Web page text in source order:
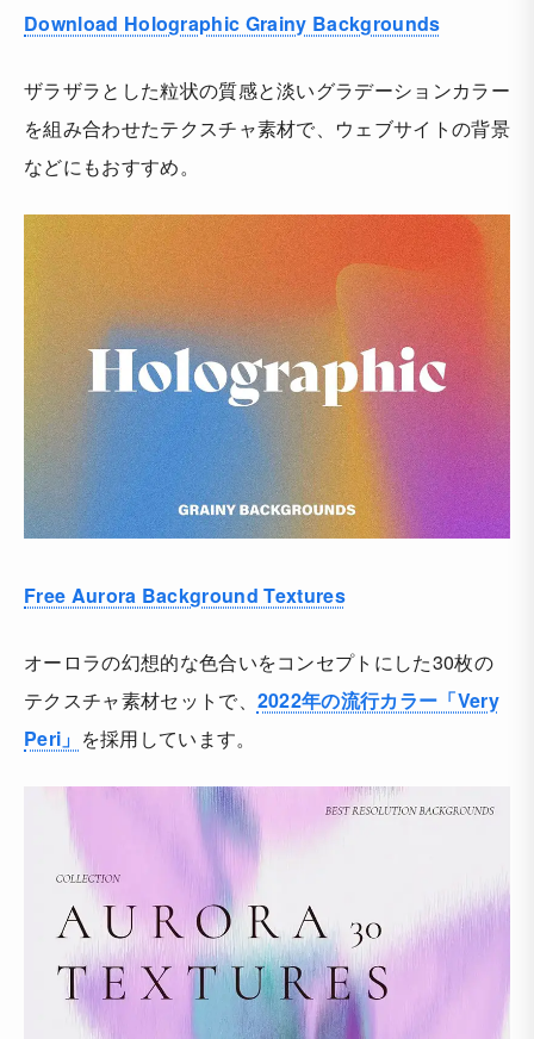
Download Holographic Grainy Backgrounds
ザラザラとした粒状の質感と淡いグラデーションカラー
を組み合わせたテクスチャ素材で、ウェブサイトの背景
などにもおすすめ。
Free Aurora Background Textures
オーロラの幻想的な色合いをコンセプトにした30枚の
テクスチャ素材セットで、 2022年の流行カラー「Very
Peri」 を採用しています。